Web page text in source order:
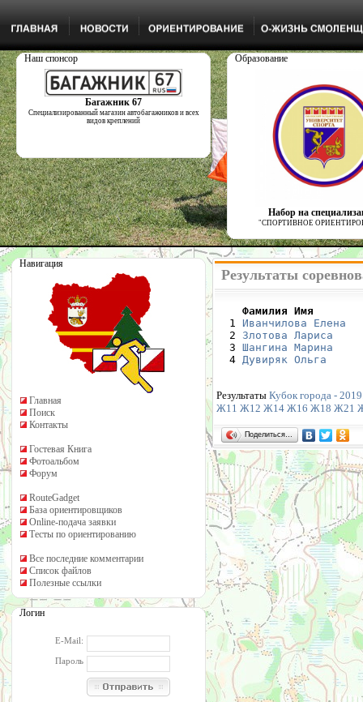
Наш спонсор
Багажник 67
Специализированный магазин автобагажников и всех
видов креплений
Образование
Набор на
"СПОРТИВНОЕ
Навигация
Главная
Поиск
Контакты
Гостевая Книга
Фотоальбом
Форум
RouteGadget
База ориентировщиков
Online-подача заявки
Тесты по ориентированию
Все последние комментарии
Список файлов
Полезные ссылки
Логин
E-Mail:
Пароль
Результаты
Фамилия Имя
1 Иванчилова Елена
  2
Злотова Лариса
  3
Шангина Марина
  4
Дувиряк Ольга
Результаты Кубок города -
Ж11 Ж12 Ж14 Ж16 Ж18 Ж21
Поделиться…